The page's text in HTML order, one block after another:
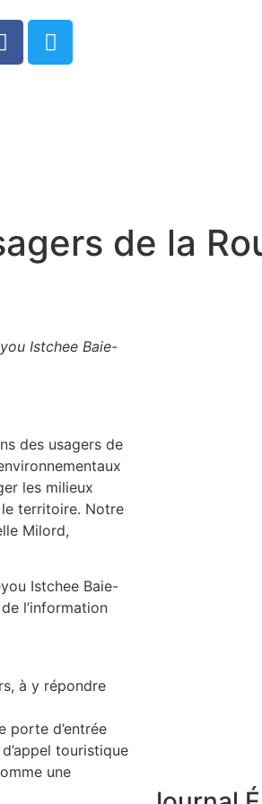
0
de la
Istchee Baie-
des usagers de
les milieux
territoire. Notre
Milord,
Istchee Baie-
l’information
à y répondre
porte d’entrée
touristique
une